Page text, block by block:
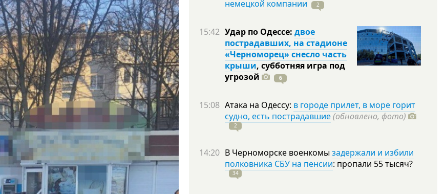
немецкой компании
2
15:42 Удар по Одессе: двое
пострадавших, на стадионе
«Черноморец» снесло часть
крыши, субботняя игра под
угрозой
6
15:08 Атака на Одессу: в городе прилет, в море горит
судно, есть пострадавшие(обновлено, фото)
2
14:20 В Черноморске военкомы задержали и избили
полковника СБУ на пенсии: пропали 55тысяч?
34